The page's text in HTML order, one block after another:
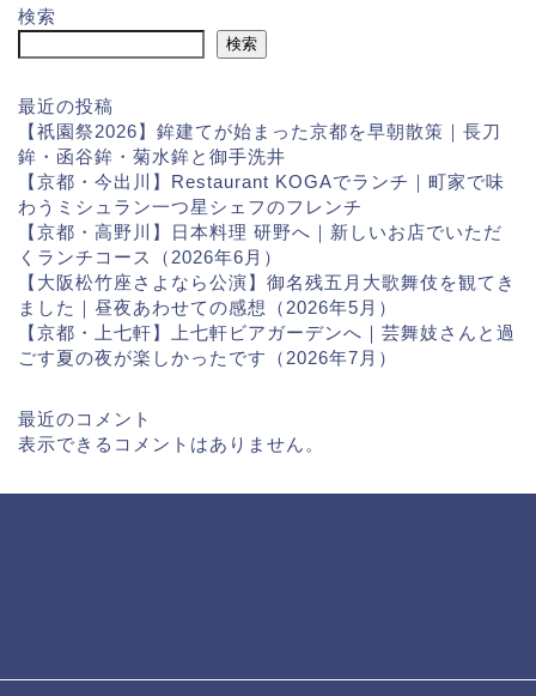
検索
検索
最近の投稿
【祇園祭2026】鉾建てが始まった京都を早朝散策｜長刀
鉾・函谷鉾・菊水鉾と御手洗井
【京都・今出川】Restaurant KOGAでランチ｜町家で味
わうミシュラン一つ星シェフのフレンチ
【京都・高野川】日本料理 研野へ｜新しいお店でいただ
くランチコース（2026年6月）
【大阪松竹座さよなら公演】御名残五月大歌舞伎を観てき
ました｜昼夜あわせての感想（2026年5月）
【京都・上七軒】上七軒ビアガーデンへ｜芸舞妓さんと過
ごす夏の夜が楽しかったです（2026年7月）
最近のコメント
表示できるコメントはありません。